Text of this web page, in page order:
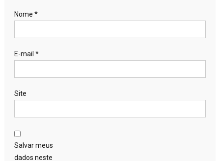
Nome *
E-mail *
Site
Salvar meus
dados neste